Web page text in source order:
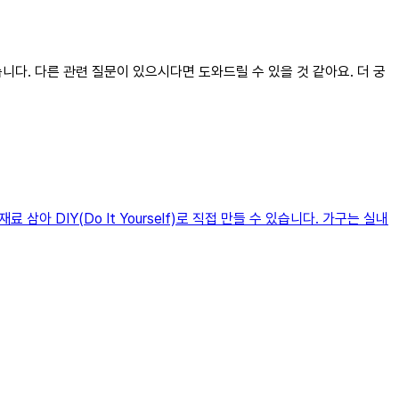
다. 다른 관련 질문이 있으시다면 도와드릴 수 있을 것 같아요. 더 궁
료 삼아 DIY(Do It Yourself)로 직접 만들 수 있습니다. 가구는 실내